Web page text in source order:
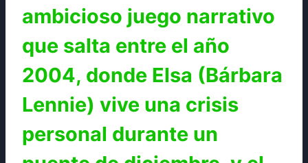
ambicioso juego narrativo
que salta entre el año
2004, donde Elsa (Bárbara
Lennie) vive una crisis
personal durante un